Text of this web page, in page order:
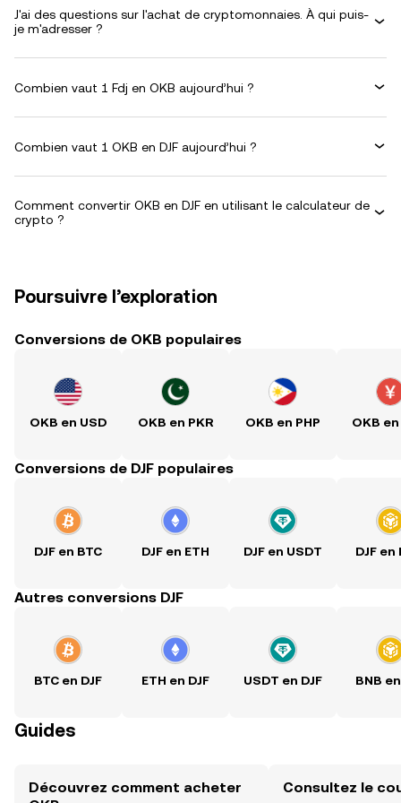
J'ai des questions sur l'achat de cryptomonnaies. À qui puis-
je m'adresser ?
Combien vaut 1 Fdj en OKB aujourd’hui ?
Combien vaut 1 OKB en DJF aujourd’hui ?
Comment convertir OKB en DJF en utilisant le calculateur de
crypto ?
Poursuivre l’exploration
Conversions de OKB populaires
OKB en USD OKB en PKR OKB en PHP OKB en
Conversions de DJF populaires
DJF en BTC DJF en ETH DJF en USDT DJF en
Autres conversions DJF
BTC en DJF ETH en DJF USDT en DJF BNB
Guides
Découvrez comment acheter
Consultez le